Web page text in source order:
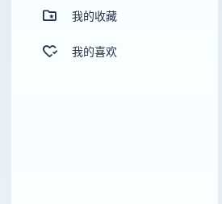
我的收藏
我的喜欢